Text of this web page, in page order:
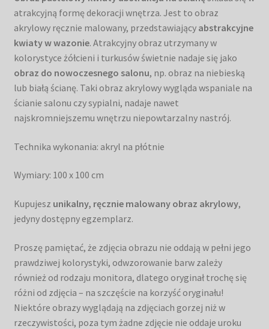
atrakcyjną formę dekoracji wnętrza. Jest to obraz
akrylowy ręcznie malowany, przedstawiający abstrakcyjne
kwiaty w wazonie. Atrakcyjny obraz utrzymany w
kolorystyce żółcieni i turkusów świetnie nadaje się jako
obraz do nowoczesnego salonu, np. obraz na niebieską
lub białą ścianę. Taki obraz akrylowy wygląda wspaniale na
ścianie salonu czy sypialni, nadaje nawet
najskromniejszemu wnętrzu niepowtarzalny nastrój.
Technika wykonania: akryl na płótnie
Wymiary: 100 x 100 cm
Kupujesz unikalny, ręcznie malowany obraz akrylowy,
jedyny dostępny egzemplarz.
Proszę pamiętać, że zdjęcia obrazu nie oddają w pełni jego
prawdziwej kolorystyki, odwzorowanie barw zależy
również od rodzaju monitora, dlatego oryginał trochę się
różni od zdjęcia – na szczęście na korzyść oryginału!
Niektóre obrazy wyglądają na zdjęciach gorzej niż w
rzeczywistości, poza tym żadne zdjęcie nie oddaje uroku